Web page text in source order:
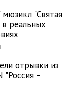
"Святая
реальных
отрывки из
"Россия –